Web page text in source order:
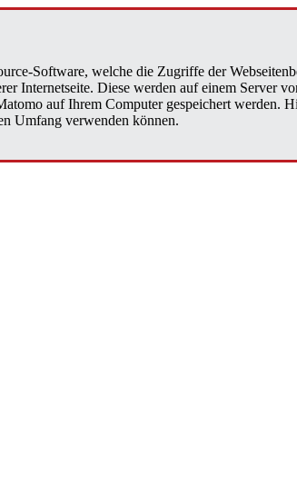
Software, welche die Zugriffe der
Internetseite. Diese werden auf einem Server
auf Ihrem Computer gespeichert werden.
Umfang verwenden können.